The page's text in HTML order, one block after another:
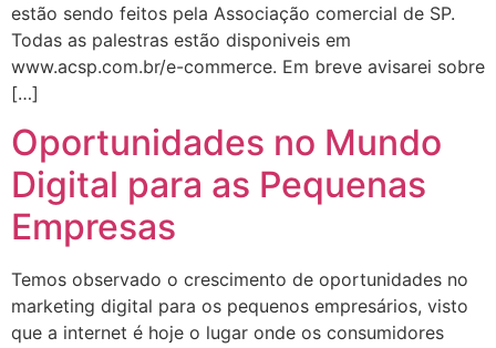
estão sendo feitos pela Associação comercial de SP.
Todas as palestras estão disponiveis em
www.acsp.com.br/e-commerce. Em breve avisarei sobre
[…]
Oportunidades no Mundo
Digital para as Pequenas
Empresas
Temos observado o crescimento de oportunidades no
marketing digital para os pequenos empresários, visto
que a internet é hoje o lugar onde os consumidores